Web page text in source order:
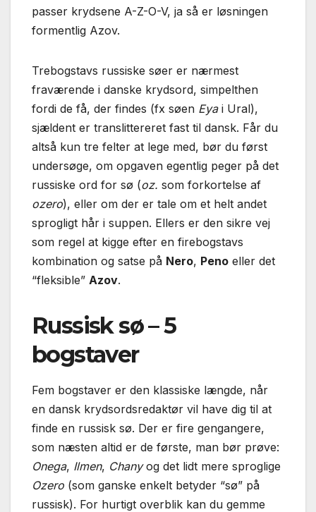
passer krydsene A-Z-O-V, ja så er løsningen
formentlig Azov.
Trebogstavs russiske søer er nærmest
fraværende i danske krydsord, simpelthen
fordi de få, der findes (fx søen Eyai Ural),
sjældent er translittereret fast til dansk. Får du
altså kun tre felter at lege med, bør du først
undersøge, om opgaven egentlig peger på det
russiske ord for sø (oz. som forkortelse af
ozero), eller om der er tale om et helt andet
sprogligt hår i suppen. Ellers er den sikre vej
som regel at kigge efter en firebogstavs
kombination og satse på Nero, Peno eller det
“fleksible” Azov.
Russisk sø – 5
bogstaver
Fem bogstaver er den klassiske længde, når
en dansk krydsordsredaktør vil have dig til at
finde en russisk sø. Der er fire gengangere,
som næsten altid er de første, man bør prøve:
Onega, Ilmen, Chanyog det lidt mere sproglige
Ozero (som ganske enkelt betyder “sø” på
russisk). For hurtigt overblik kan du gemme